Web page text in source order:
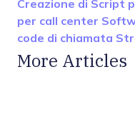
Creazione di Script
per call center
code di chiamata
More Articles